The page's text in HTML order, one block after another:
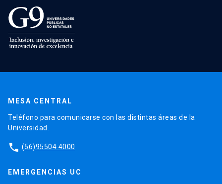
MESA CENTRAL
Teléfono para comunicarse con las distintas áreas de la
Universidad.
phone (56)95504 4000
EMERGENCIAS UC